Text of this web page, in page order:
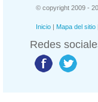
© copyright 2009 -
Inicio | Mapa del sitio
Redes